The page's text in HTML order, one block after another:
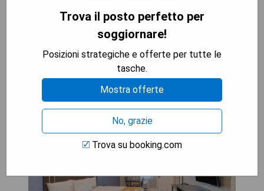
Days Inn & Suites by Wyndham
La Porte
Trova il posto perfetto per
soggiornare!
Posizioni strategiche e offerte per tutte le
tasche.
Mostra offerte
No, grazie
Trova su booking.com